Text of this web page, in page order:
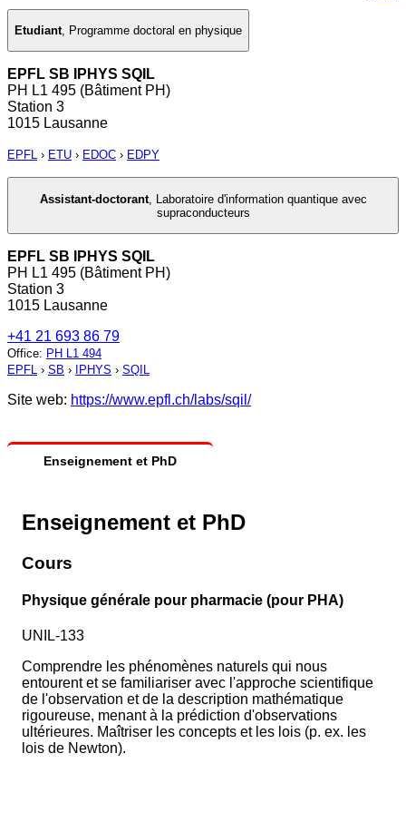
Etudiant, Programme doctoral en physique
EPFL SB IPHYS SQIL
PH L1 495 (Bâtiment PH)
Station 3
1015 Lausanne
EPFL › ETU › EDOC › EDPY
Assistant-doctorant, Laboratoire d'information quantique avec
supraconducteurs
EPFL SB IPHYS SQIL
PH L1 495 (Bâtiment PH)
Station 3
1015 Lausanne
+41 21 693 86 79
Office: PH L1 494
EPFL › SB › IPHYS › SQIL
Site web: https://www.epfl.ch/labs/sqil/
Enseignement et PhD
Enseignement et PhD
Cours
Physique générale pour pharmacie (pour PHA)
UNIL-133
Comprendre les phénomènes naturels qui nous
entourent et se familiariser avec l'approche scientifique
de l'observation et de la description mathématique
rigoureuse, menant à la prédiction d'observations
ultérieures. Maîtriser les concepts et les lois (p. ex. les
lois de Newton).